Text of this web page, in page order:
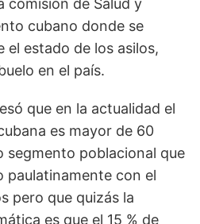
cubano donde se
el estado de los asilos,
en el país.
que en la actualidad el
es mayor de 60
segmento poblacional que
paulatinamente con el
pero que quizás la
es que el 15 % de